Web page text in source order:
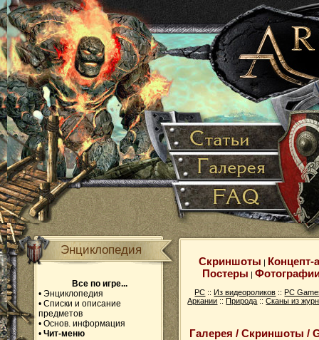
Энциклопедия
Все по игре...
• Энциклопедия
• Списки и описание
предметов
• Основ. информация
• Чит-меню
Скриншоты | Концепт-
Постеры |
PC ::Из видеороликов ::PC
Аркании ::Природа ::Сканы из
Галерея / Скриншоты /